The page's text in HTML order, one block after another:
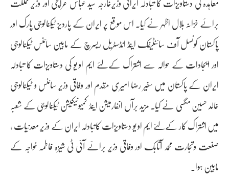
برائے خزانہ بلال اظہر نے کیا۔ اس موقع پر ایران کے پاردیز ٹیکنالوجی پارک اور
پاکستان کونسل آف سائنٹیفک اینڈ انڈسٹریل ریسرچ کے مابین سائنس ٹیکنالوجی
اور ایجادات کے حوالہ سے اشتراک کےلئے ایم او یو کی دستاویزات کا تبادلہ
ایران کے پاکستان میں سفیر رضا امیری مقدم اور وفاقی وزیر سائنس و ٹیکنالوجی
خالد حسین مگسی نے کیا۔ مزید برآں انفارمیشن اینڈ کمیونیکیشن ٹیکنالوجی کے شعبہ
میں اشتراک کار کےلئے ایم او یو دستاویزات کاتبادلہ ایران کے وزیر معدنیات ،
صنعت وتجارت محمد آتابک اور وفاقی وزیر برائے آئی ٹی شیزہ فاطمہ خواجہ کے
مابین ہوا۔